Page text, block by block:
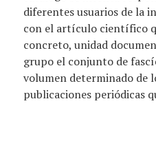
diferentes usuarios de la
con el artículo científico
concreto, unidad
grupo el conjunto de
volumen determinado de
publicaciones periódicas